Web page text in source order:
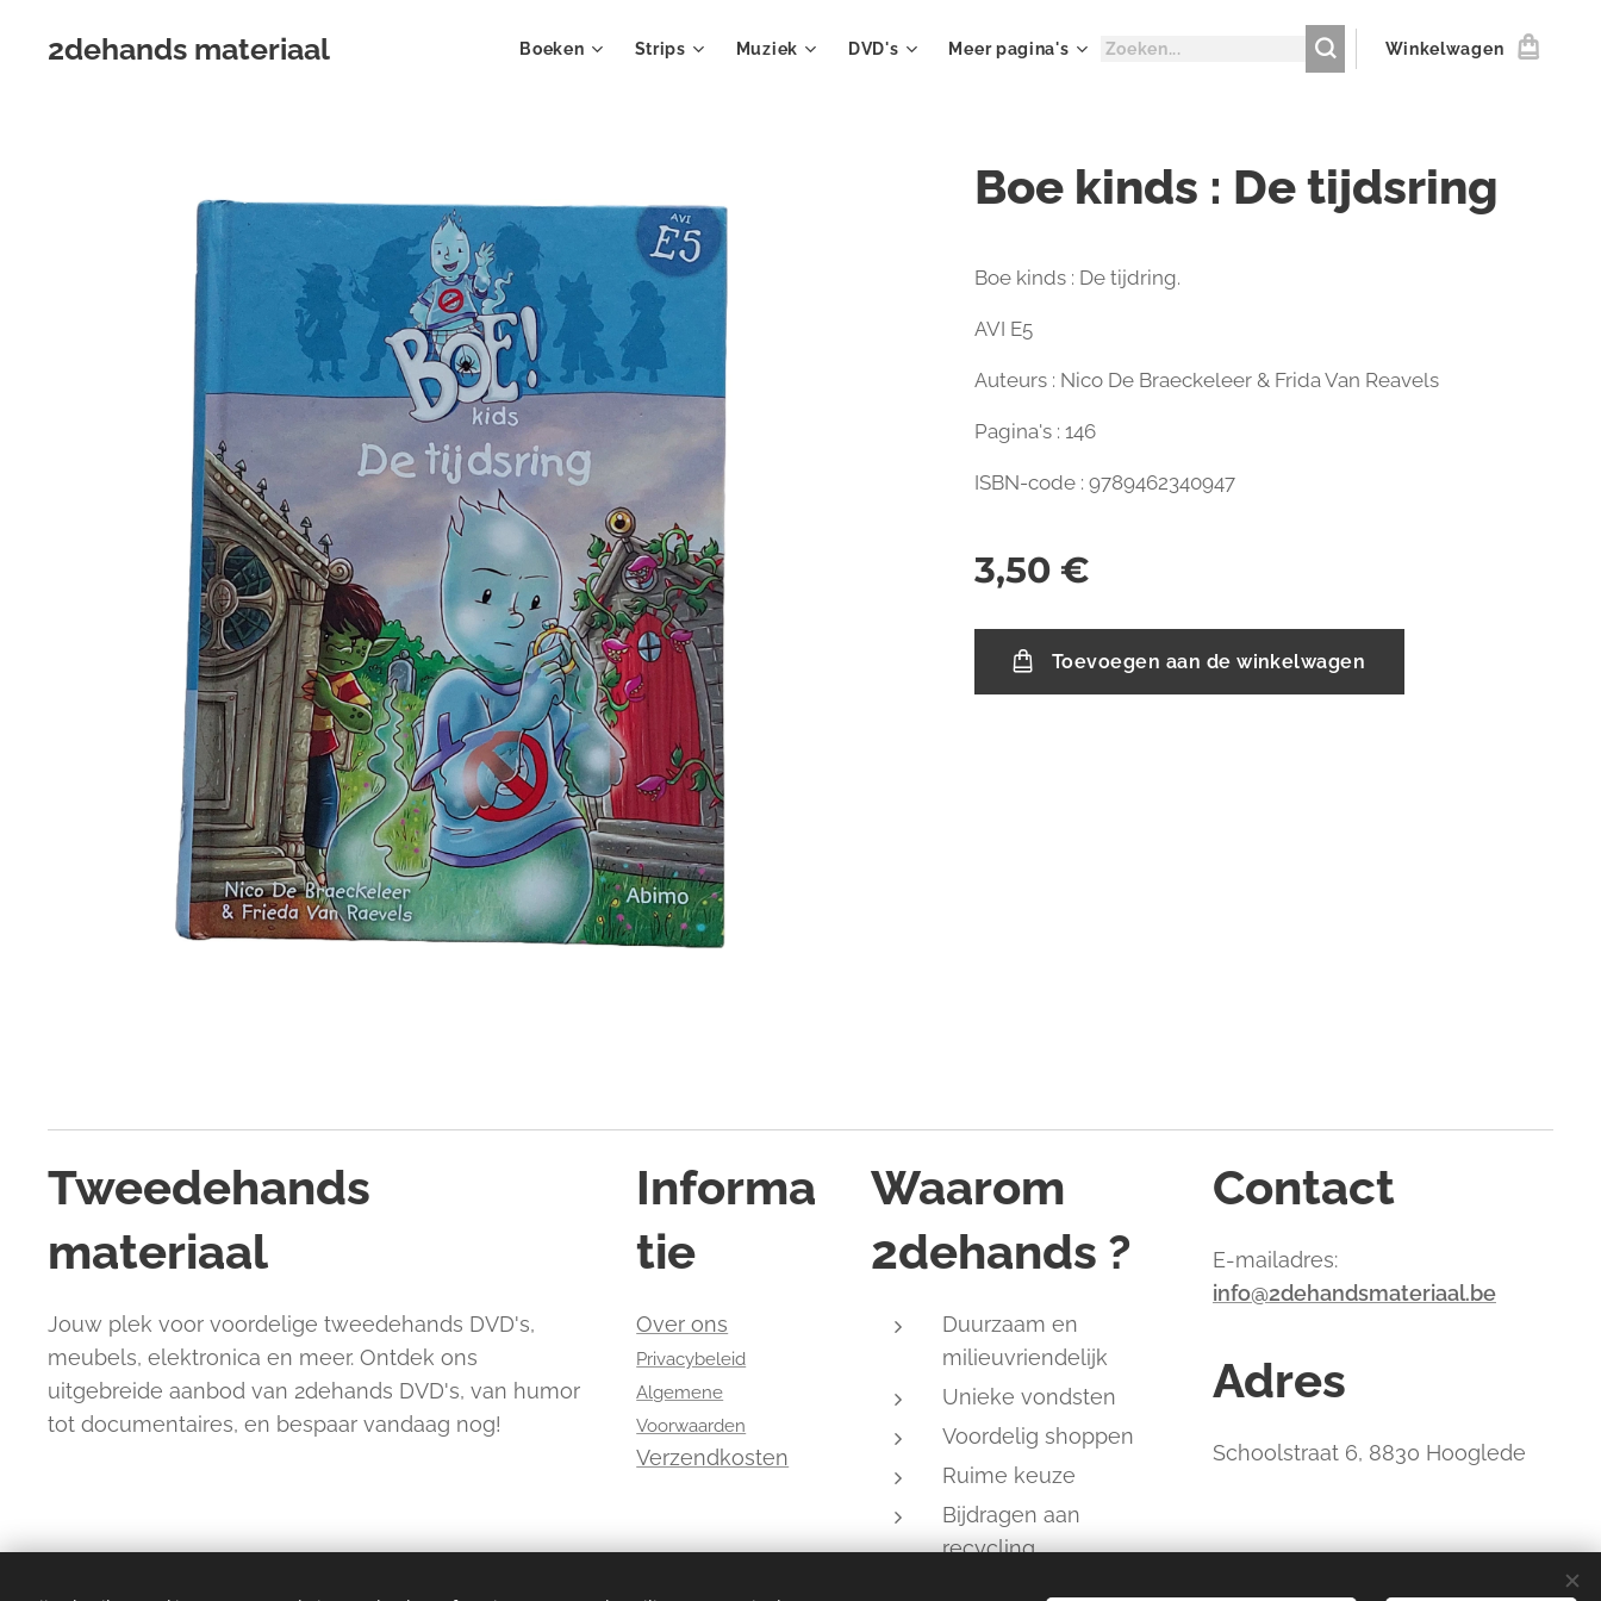
2dehands materiaal Boeken Strips Muziek DVD's Meer pagina's Winkelwagen
Boe kinds : De tijdsring
Boe kinds : De tijdring.
AVI E5
Auteurs : Nico De Braeckeleer & Frida Van Reavels
Pagina's : 146
ISBN-code : 9789462340947
3,50 €
Toevoegen aan de winkelwagen
Tweedehands
materiaal
Jouw plek voor voordelige tweedehands DVD's,
meubels, elektronica en meer. Ontdek ons
uitgebreide aanbod van 2dehands DVD's, van humor
tot documentaires, en bespaar vandaag nog!
Informa
tie
Over ons
Privacybeleid
Algemene
Voorwaarden
Verzendkosten
Waarom
2dehands ?
Duurzaam en
milieuvriendelijk
Unieke vondsten
Voordelig shoppen
Ruime keuze
Bijdragen aan
recycling
Contact
E-mailadres:
info@2dehandsmateriaal.be
Adres
Schoolstraat 6, 8830 Hooglede